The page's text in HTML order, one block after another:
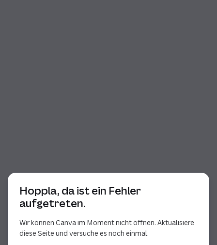
Hoppla, da ist ein Fehler
aufgetreten.
Wir können Canva im Moment nicht öffnen. Aktualisiere
diese Seite und versuche es noch einmal.